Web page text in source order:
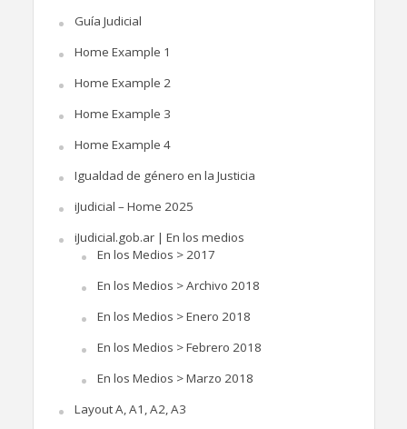
Guía Judicial
Home Example 1
Home Example 2
Home Example 3
Home Example 4
Igualdad de género en la Justicia
iJudicial – Home 2025
iJudicial.gob.ar | En los medios
En los Medios > 2017
En los Medios > Archivo 2018
En los Medios > Enero 2018
En los Medios > Febrero 2018
En los Medios > Marzo 2018
Layout A, A1, A2, A3